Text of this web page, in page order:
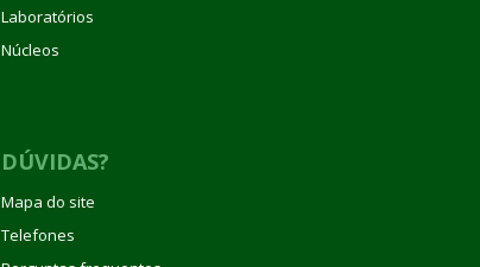
Laboratórios
Núcleos
DÚVIDAS?
Mapa do site
Telefones